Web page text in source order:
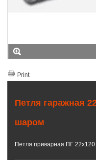
Print
Петля гаражная
шаром
Петля приварная ПГ